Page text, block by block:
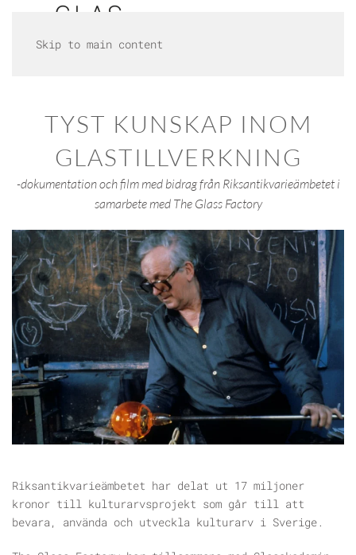
Skip to main content
TYST KUNSKAP INOM
GLASTILLVERKNING
-dokumentation och film med bidrag från Riksantikvarieämbetet i
samarbete med The Glass Factory
Riksantikvarieämbetet har delat ut 17 miljoner
kronor till kulturarvsprojekt som går till att
bevara, använda och utveckla kulturarv i Sverige.